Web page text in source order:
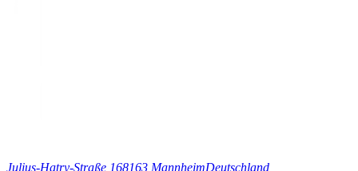
Julius-Hatry-Straße 168163 MannheimDeutschland